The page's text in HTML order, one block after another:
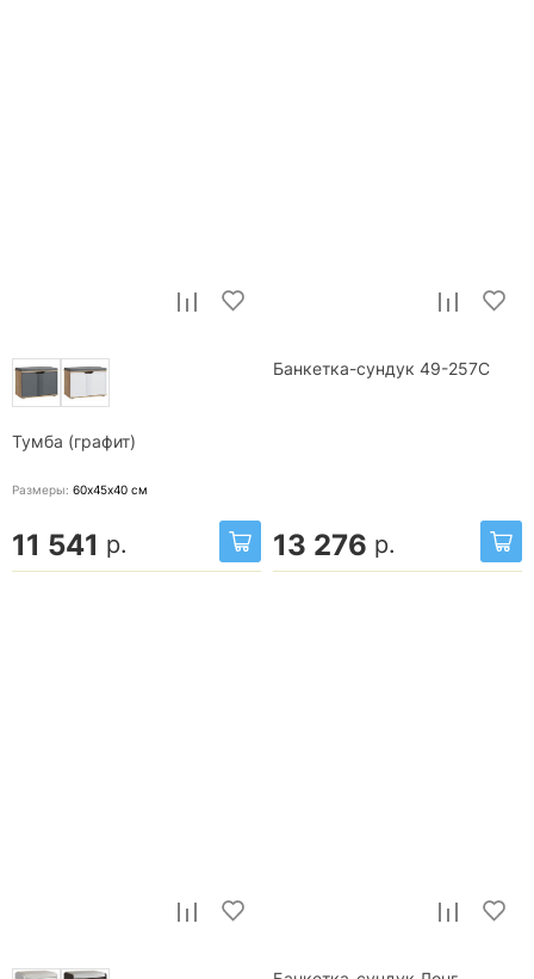
Тумба (графит)
Размеры: 60х45х40 см
11 541 р.
Банкетка-сундук 49-257C
13 276 р.